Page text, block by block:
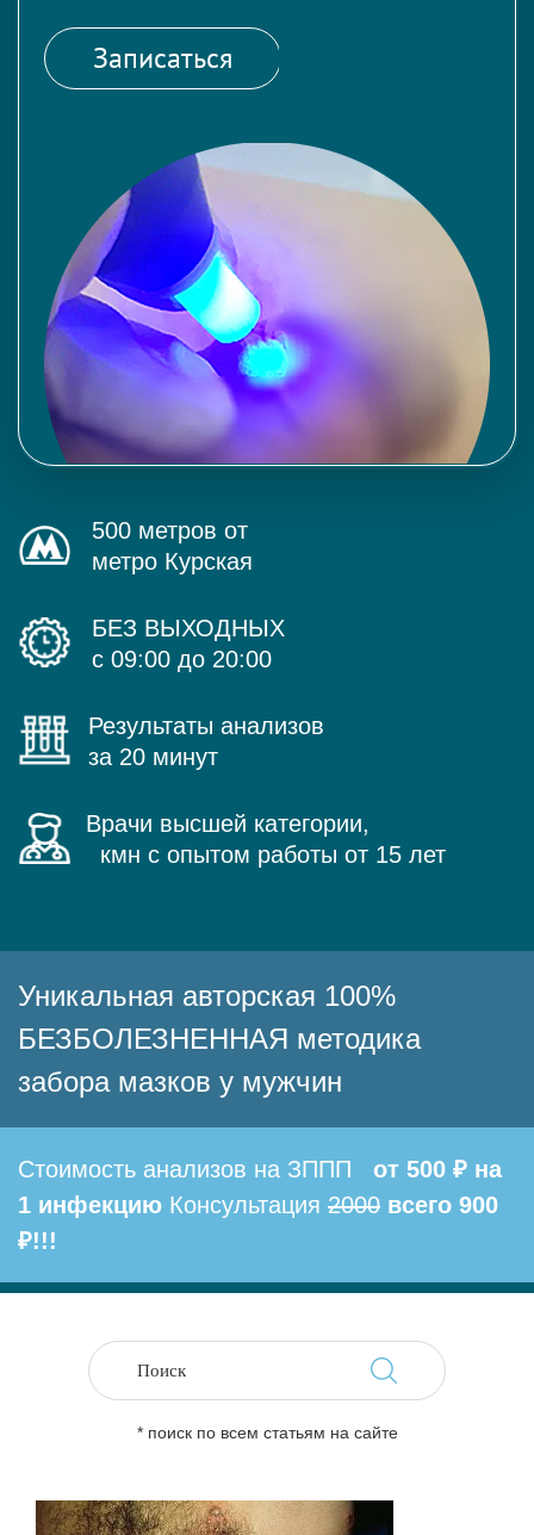
Записаться
500 метров от
метро Курская
БЕЗ ВЫХОДНЫХ
с 09:00 до 20:00
Результаты анализов
за 20 минут
Врачи высшей категории,
кмн с опытом работы от 15 лет
Уникальная авторская 100%
БЕЗБОЛЕЗНЕННАЯ методика
забора мазков у мужчин
Стоимость анализов на ЗППП
от 500 ₽ на
1 инфекцию Консультация 2000 всего 900
₽!!!
* поиск по всем статьям на сайте